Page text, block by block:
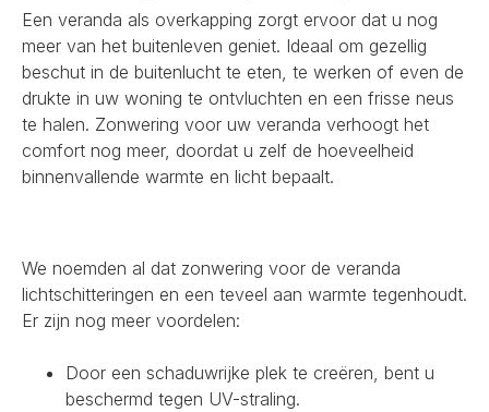
Een veranda als overkapping zorgt ervoor dat u nog
meer van het buitenleven geniet. Ideaal om gezellig
beschut in de buitenlucht te eten, te werken of even de
drukte in uw woning te ontvluchten en een frisse neus
te halen. Zonwering voor uw veranda verhoogt het
comfort nog meer, doordat u zelf de hoeveelheid
binnenvallende warmte en licht bepaalt.
We noemden al dat zonwering voor de veranda
lichtschitteringen en een teveel aan warmte tegenhoudt.
Er zijn nog meer voordelen:
Door een schaduwrijke plek te creëren, bent u
beschermd tegen UV-straling.